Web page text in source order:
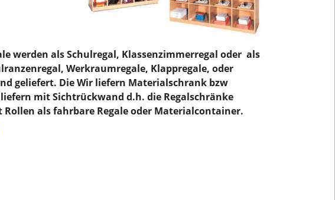
werden als Schulregal, Klassenzimmerregal oder als
Werkraumregale, Klappregale, oder
geliefert. Die Wir liefern Materialschrank bzw
mit Sichtrückwand d.h. die Regalschränke
als fahrbare Regale oder Materialcontainer.